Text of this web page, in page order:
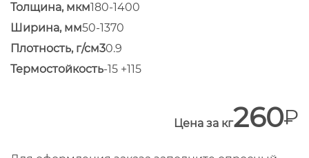
Толщина, мкм180-1400
Ширина, мм50-1370
Плотность, г/см30.9
Термостойкость-15 +115
Цена за кг260